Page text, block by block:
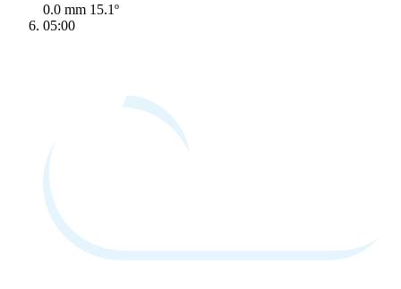
0.0 mm 15.1º
05:00